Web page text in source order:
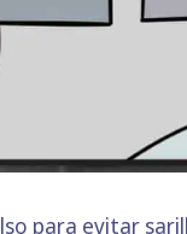
para evitar